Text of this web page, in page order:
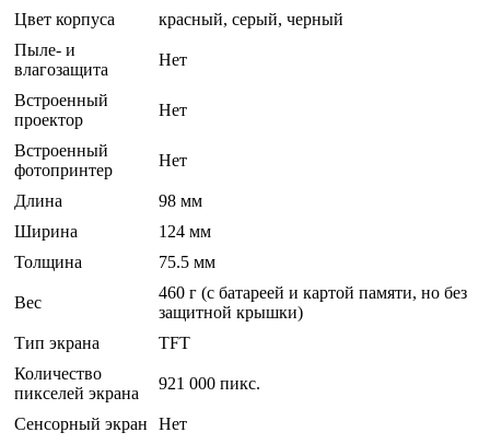
Цвет корпуса
красный, серый, черный
Пыле- и
влагозащита
Нет
Встроенный
проектор
Нет
Встроенный
фотопринтер
Нет
Длина
98 мм
Ширина
124 мм
Толщина
75.5 мм
Вес
460 г (с батареей и картой памяти, но без
защитной крышки)
Тип экрана
TFT
Количество
пикселей экрана
921 000 пикс.
Сенсорный экран
Нет